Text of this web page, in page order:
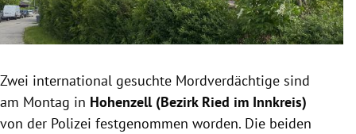
Untermenü
Zwei international gesuchte Mordverdächtige sind
am Montag in Hohenzell (Bezirk Ried im Innkreis)
von der Polizei festgenommen worden. Die beiden